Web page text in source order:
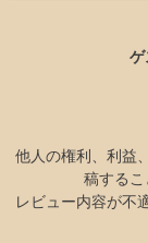
ゲ
他人の権利、利益
稿するこ
レビュー内容が不